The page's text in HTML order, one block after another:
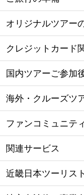
オリジナルツアー
クレジットカード
国内ツアーご参加
海外・クルーズツ
ファンコミュニテ
関連サービス
近畿日本ツーリス